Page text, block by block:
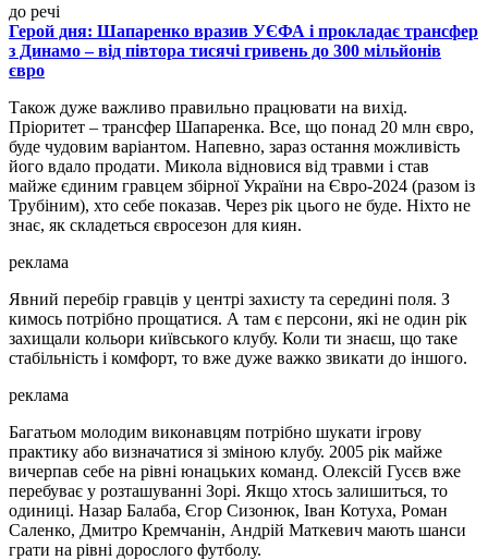
до речі
Герой дня: Шапаренко вразив УЄФА і прокладає трансфер
з Динамо – від півтора тисячі гривень до 300 мільйонів
євро
Також дуже важливо правильно працювати на вихід.
Пріоритет – трансфер Шапаренка. Все, що понад 20 млн євро,
буде чудовим варіантом. Напевно, зараз остання можливість
його вдало продати. Микола відновися від травми і став
майже єдиним гравцем збірної України на Євро-2024 (разом із
Трубіним), хто себе показав. Через рік цього не буде. Ніхто не
знає, як складеться євросезон для киян.
реклама
Явний перебір гравців у центрі захисту та середині поля. З
кимось потрібно прощатися. А там є персони, які не один рік
захищали кольори київського клубу. Коли ти знаєш, що таке
стабільність і комфорт, то вже дуже важко звикати до іншого.
реклама
Багатьом молодим виконавцям потрібно шукати ігрову
практику або визначатися зі зміною клубу. 2005 рік майже
вичерпав себе на рівні юнацьких команд. Олексій Гусєв вже
перебуває у розташуванні Зорі. Якщо хтось залишиться, то
одиниці. Назар Балаба, Єгор Сизонюк, Іван Котуха, Роман
Саленко, Дмитро Кремчанін, Андрій Маткевич мають шанси
грати на рівні дорослого футболу.